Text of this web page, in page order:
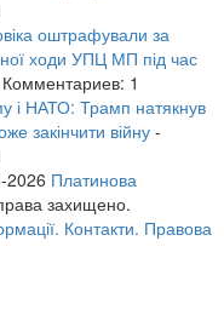
оштрафували за
ходи УПЦ МП під час
1
і НАТО: Трамп натякнув
закінчити війну -
2026 Платинова
захищено.
Контакти. Правова